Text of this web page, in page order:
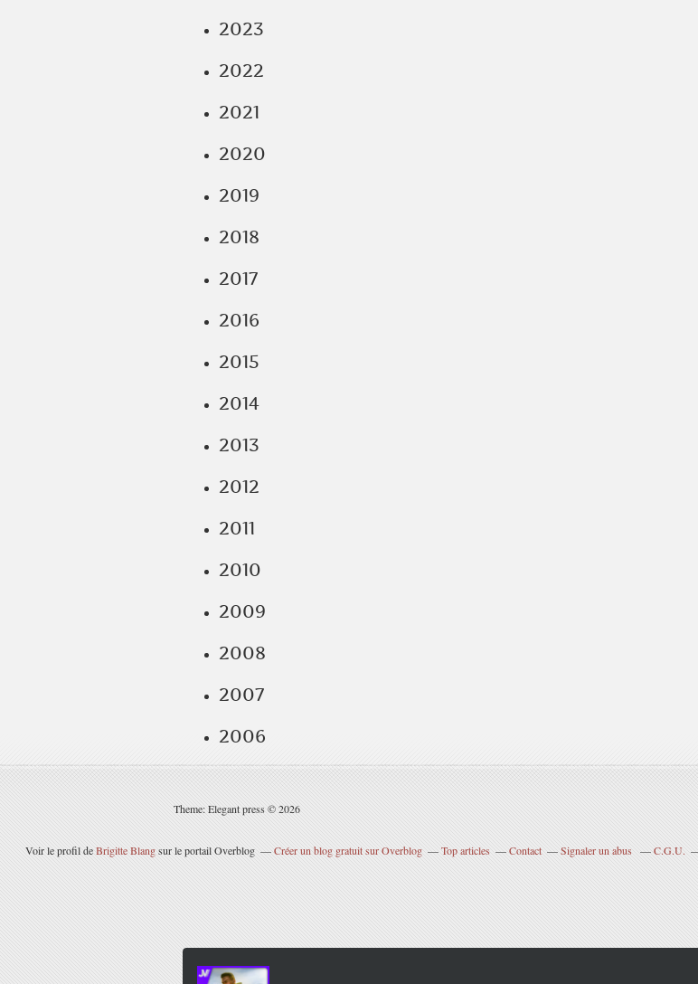
2023
2022
2021
2020
2019
2018
2017
2016
2015
2014
2013
2012
2011
2010
2009
2008
2007
2006
Theme: Elegant press © 2026
Voir le profil deBrigitte Blangsur le portail Overblog Créer un blog gratuit sur Overblog Top articles Contact Signaler un abus C.G.U.